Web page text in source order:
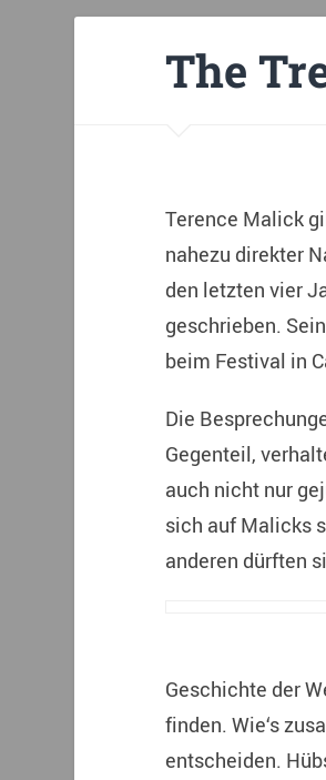
The
Terence Malick
nahezu direkter
den letzten vier
geschrieben.
beim Festival in
Die
Gegenteil,
auch nicht nur
sich auf Malicks
anderen dürften
Geschichte der
finden. Wie‘s
entscheiden.